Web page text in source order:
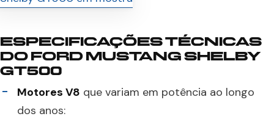
ESPECIFICAÇÕES TÉCNICAS
DO FORD MUSTANG SHELBY
GT500
Motores V8 que variam em potência ao longo
dos anos: